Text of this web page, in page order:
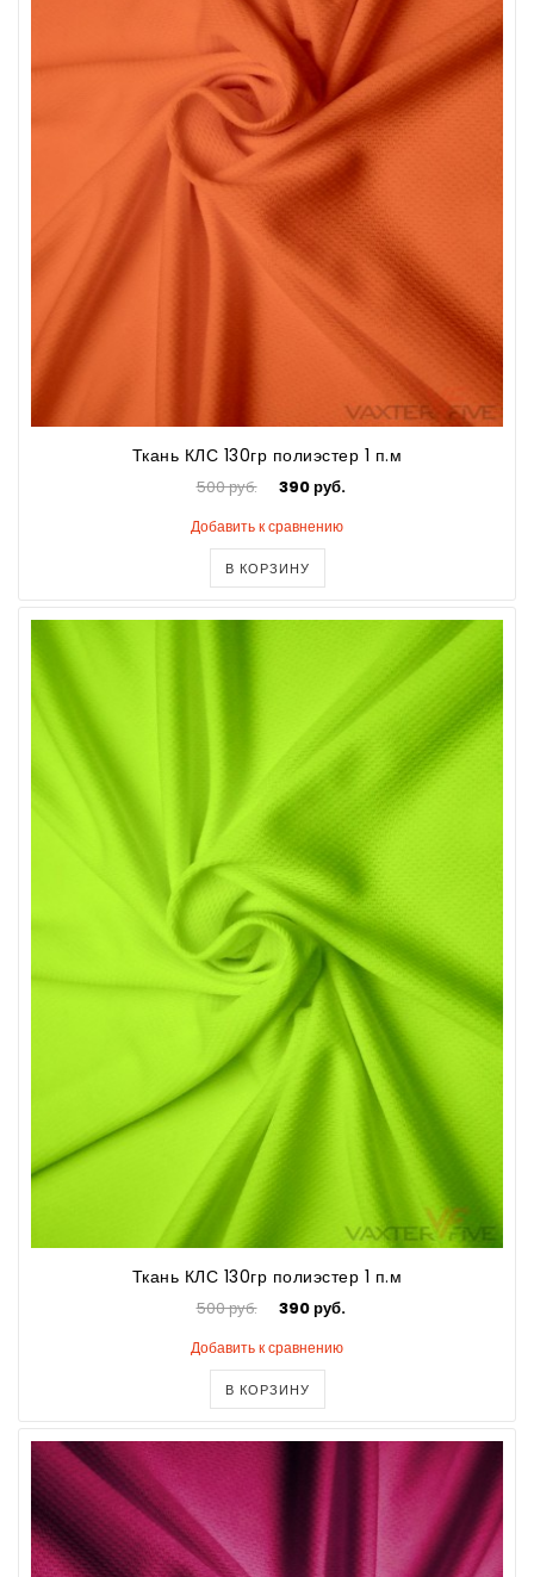
Ткань КЛС 130гр полиэстер 1 п.м
500 руб. 390 руб.
Добавить к сравнению
В КОРЗИНУ
Ткань КЛС 130гр полиэстер 1 п.м
500 руб. 390 руб.
Добавить к сравнению
В КОРЗИНУ